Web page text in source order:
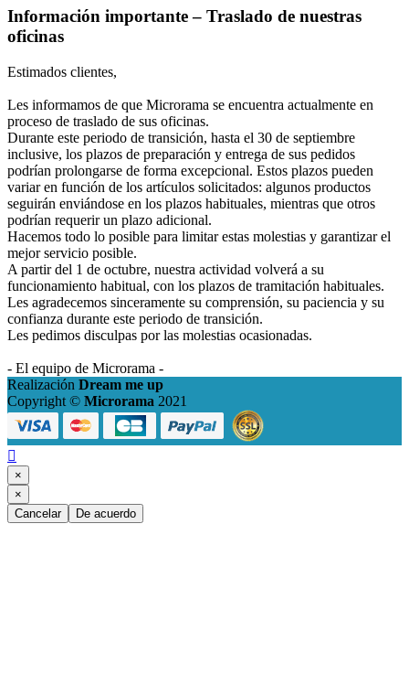
Información importante – Traslado de nuestras
oficinas
Estimados clientes,
Les informamos de que Microrama se encuentra actualmente en
proceso de traslado de sus oficinas.
Durante este periodo de transición, hasta el 30 de septiembre
inclusive, los plazos de preparación y entrega de sus pedidos
podrían prolongarse de forma excepcional. Estos plazos pueden
variar en función de los artículos solicitados: algunos productos
seguirán enviándose en los plazos habituales, mientras que otros
podrían requerir un plazo adicional.
Hacemos todo lo posible para limitar estas molestias y garantizar el
mejor servicio posible.
A partir del 1 de octubre, nuestra actividad volverá a su
funcionamiento habitual, con los plazos de tramitación habituales.
Les agradecemos sinceramente su comprensión, su paciencia y su
confianza durante este periodo de transición.
Les pedimos disculpas por las molestias ocasionadas.
- El equipo de Microrama -
Realización Dream me up
Copyright © Microrama 2021

×
×
Cancelar
De acuerdo